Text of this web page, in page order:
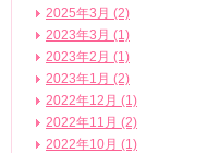
2025年3月 (2)
2023年3月 (1)
2023年2月 (1)
2023年1月 (2)
2022年12月 (1)
2022年11月 (2)
2022年10月 (1)